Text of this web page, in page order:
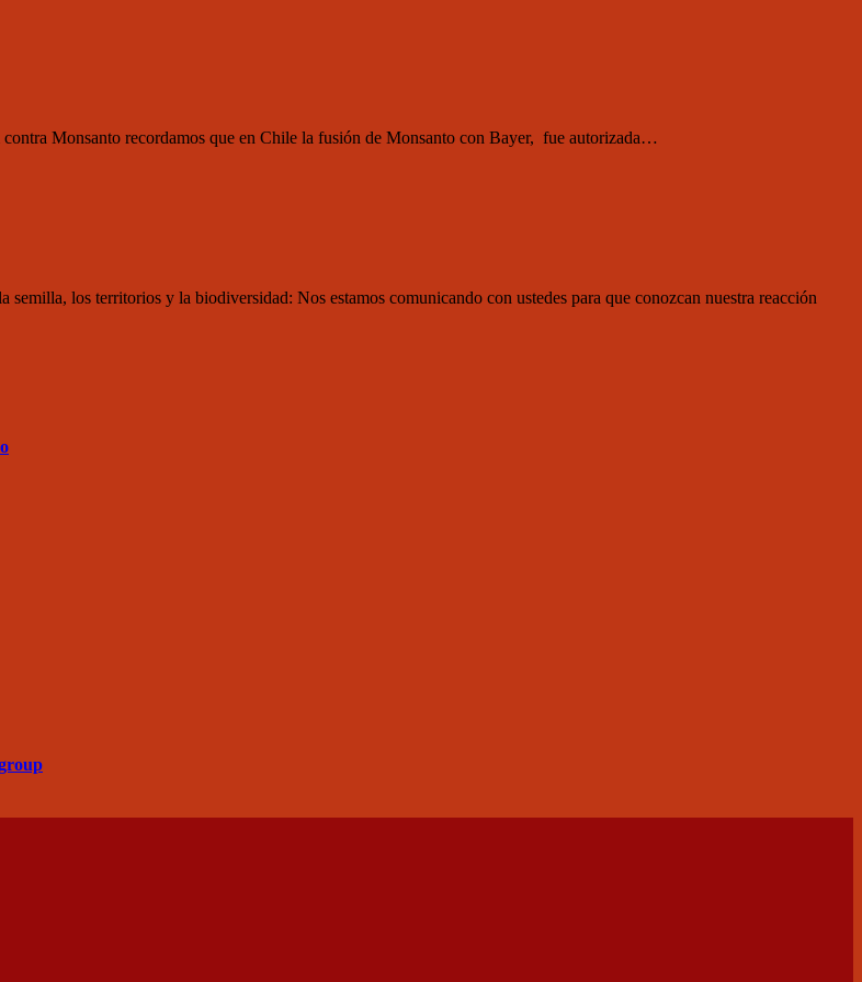
Monsanto recordamos que en Chile la fusión de Monsanto con Bayer, fue autorizada…
los territorios y la biodiversidad: Nos estamos comunicando con ustedes para que conozcan nuestra reacción